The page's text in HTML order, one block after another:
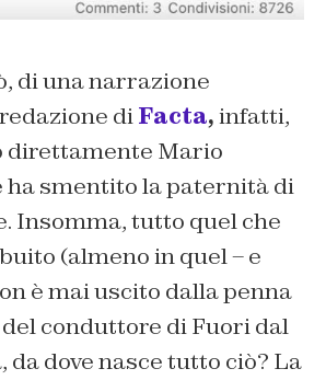
di una narrazione
diFacta,infatti,
direttamente Mario
ha smentito la paternità di
Insomma, tutto quel che
(almeno in quel – e
è mai uscito dalla penna
del conduttore di Fuori dal
da dove nasce tutto ciò? La